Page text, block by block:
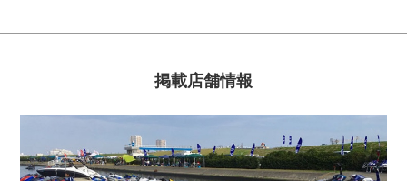
掲載店舗情報